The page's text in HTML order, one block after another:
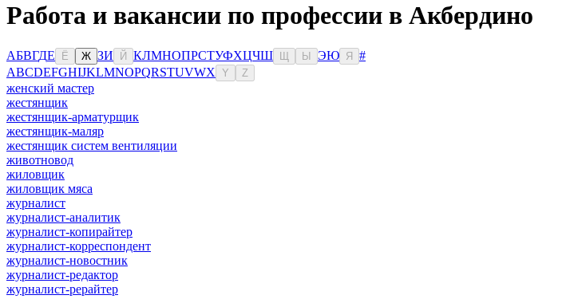
Работа и вакансии по профессии в Акбердино
АБВГДЕ Ё Ж ЗИ Й КЛМНОПРСТУФХЦЧШ Ы ЭЮ Я
#
ABCDEFGHIJKLMNOPQRSTUVWX Y Z
женский мастер
жестянщик
жестянщик-арматурщик
жестянщик-маляр
жестянщик систем вентиляции
животновод
жиловщик
жиловщик мяса
журналист
журналист-аналитик
журналист-копирайтер
журналист-корреспондент
журналист-новостник
журналист-редактор
журналист-рерайтер